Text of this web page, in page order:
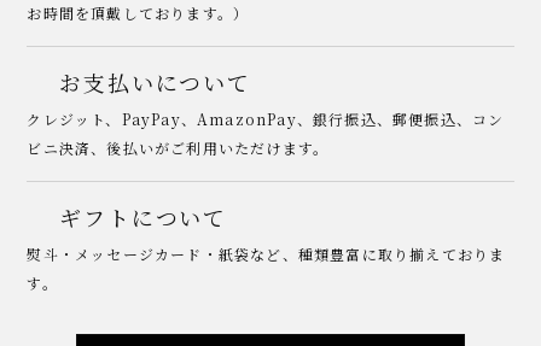
お時間を頂戴しております。）
お支払いについて
クレジット、PayPay、AmazonPay、銀行振込、郵便振込、コン
ビニ決済、後払いがご利用いただけます。
ギフトについて
熨斗・メッセージカード・紙袋など、種類豊富に取り揃えておりま
す。